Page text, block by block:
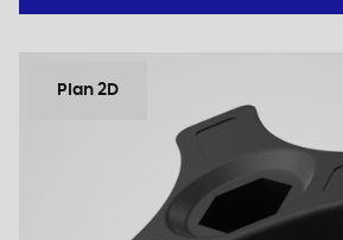
Plan 2D